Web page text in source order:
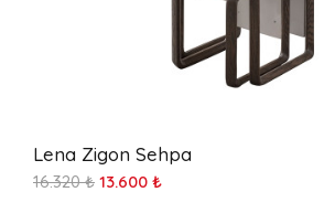
Lena Zigon Sehpa
16.320 ₺ 13.600 ₺